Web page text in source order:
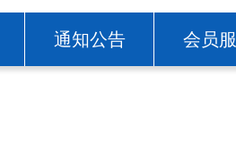
通知公告 会员